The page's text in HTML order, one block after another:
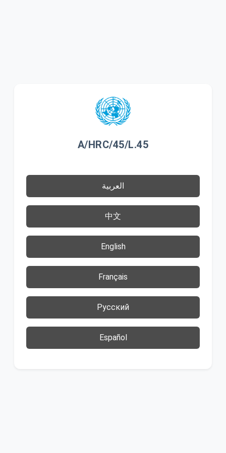
A/HRC/45/L.45
العربية
中文
English
Français
Русский
Español